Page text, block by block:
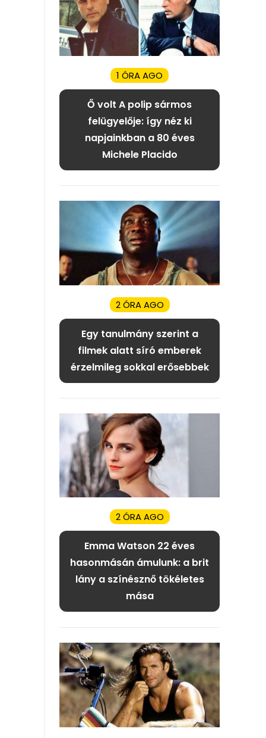
1 ÓRA AGO
Ő volt A polip sármos
felügyelője: így néz ki
napjainkban a 80 éves
Michele Placido
2 ÓRA AGO
Egy tanulmány szerint a
filmek alatt síró emberek
érzelmileg sokkal erősebbek
2 ÓRA AGO
Emma Watson 22 éves
hasonmásán ámulunk: a brit
lány a színésznő tökéletes
mása